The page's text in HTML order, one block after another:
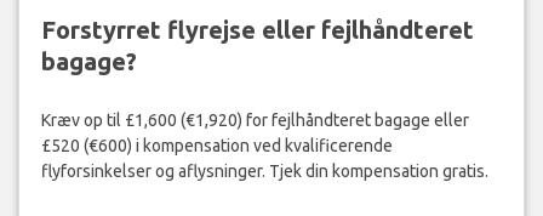
Forstyrret flyrejse eller fejlhåndteret
bagage?
Kræv op til £1,600 (€1,920) for fejlhåndteret bagage eller
£520 (€600) i kompensation ved kvalificerende
flyforsinkelser og aflysninger. Tjek din kompensation gratis.